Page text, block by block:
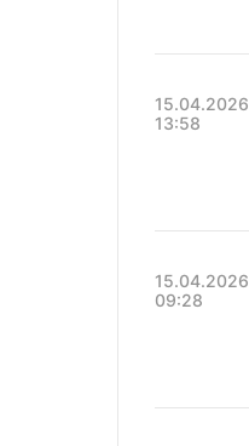
15.04.2026
13:58
15.04.2026
09:28